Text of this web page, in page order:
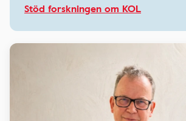
Stöd forskningen om KOL